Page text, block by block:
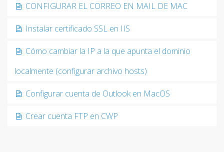
CONFIGURAR EL CORREO EN MAIL DE MAC
Instalar certificado SSL en IIS
Cómo cambiar la IP a la que apunta el dominio
localmente (configurar archivo hosts)
Configurar cuenta de Outlook en MacOS
Crear cuenta FTP en CWP